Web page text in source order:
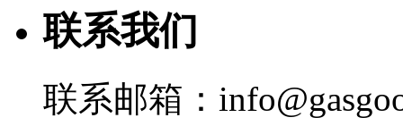
联系我们
联系邮箱：